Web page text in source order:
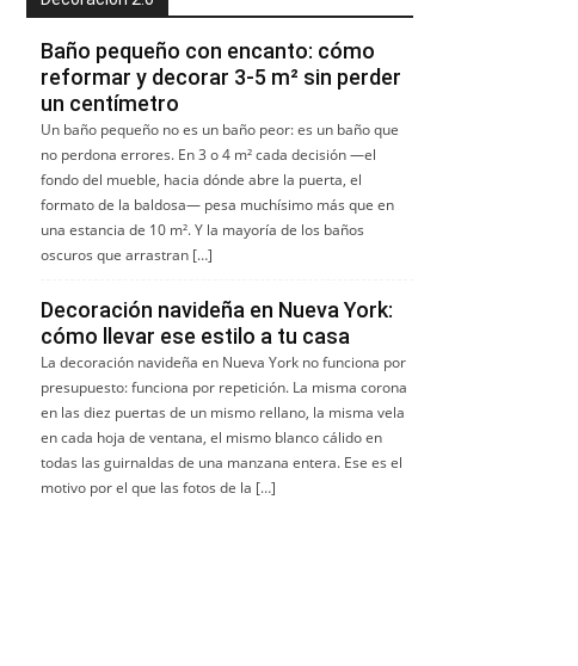
Baño pequeño con encanto: cómo
reformar y decorar 3-5 m² sin perder
un centímetro
Un baño pequeño no es un baño peor: es un baño que
no perdona errores. En 3 o 4 m² cada decisión —el
fondo del mueble, hacia dónde abre la puerta, el
formato de la baldosa— pesa muchísimo más que en
una estancia de 10 m². Y la mayoría de los baños
oscuros que arrastran […]
Decoración navideña en Nueva York:
cómo llevar ese estilo a tu casa
La decoración navideña en Nueva York no funciona por
presupuesto: funciona por repetición. La misma corona
en las diez puertas de un mismo rellano, la misma vela
en cada hoja de ventana, el mismo blanco cálido en
todas las guirnaldas de una manzana entera. Ese es el
motivo por el que las fotos de la […]